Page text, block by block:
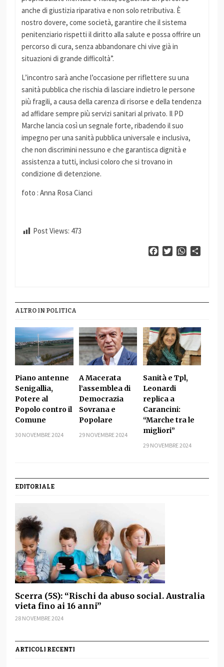
anche di giustizia riparativa e non solo retributiva. È
nostro dovere, come società, garantire che il sistema
penitenziario rispetti il diritto alla salute e possa offrire un
percorso di cura, senza abbandonare chi vive già in
situazioni di grande difficoltà”.
L’incontro sarà anche l’occasione per riflettere su una
sanità pubblica che rischia di lasciare indietro le persone
più fragili, a causa della carenza di risorse e della tendenza
ad affidare sempre più servizi sanitari al privato. Il PD
Marche lancia così un segnale forte, ribadendo il suo
impegno per una sanità pubblica universale e inclusiva,
che non discrimini nessuno e che garantisca dignità e
assistenza a tutti, inclusi coloro che si trovano in
condizione di detenzione.
foto : Anna Rosa Cianci
Post Views: 473
FacebookTwitterWhatsApp
ALTRO IN POLITICA
Piano antenne
Senigallia,
Potere al
Popolo contro il
Comune
30 NOVEMBRE 2024
A Macerata
l’assemblea di
Democrazia
Sovrana e
Popolare
29 NOVEMBRE 2024
Sanità e Tpl,
Leonardi
replica a
Carancini:
“Marche tra le
migliori”
29 NOVEMBRE 2024
EDITORIALE
Scerra (5S): “Rischi da abuso social. Australia
vieta fino ai 16 anni”
28 NOVEMBRE 2024
ARTICOLI RECENTI